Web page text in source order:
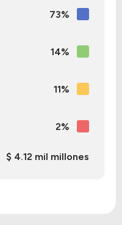
73%
14%
11%
2%
$ 4.12 mil millones